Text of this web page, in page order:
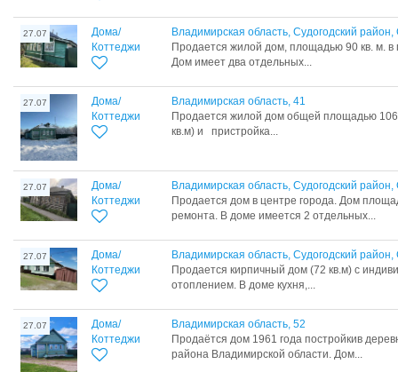
27.07
Дома/
Коттеджи
Владимирская область, Судогодский
Продается жилой дом, площадью 90 кв. м. в
Дом имеет два отдельных...
27.07
Дома/
Коттеджи
Владимирская область, 41
Продается жилой дом общей площадью 106
кв.м) и пристройка...
27.07
Дома/
Коттеджи
Владимирская область, Судогодский
Продается дом в центре города. Дом
ремонта. В доме имеется 2 отдельных...
27.07
Дома/
Коттеджи
Владимирская область, Судогодский
Продается кирпичный дом (72 кв.м) с
отоплением. В доме кухня,...
27.07
Дома/
Коттеджи
Владимирская область, 52
Продаётся дом 1961 года постройкив
района Владимирской области. Дом...